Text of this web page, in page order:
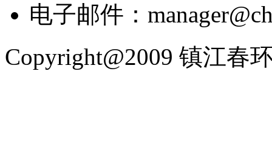
电子邮件：
Copyright@2009 镇江春